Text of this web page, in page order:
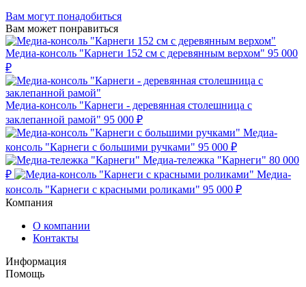
Вам могут понадобиться
Вам может понравиться
Медиа-консоль "Карнеги 152 см с деревянным верхом" 95 000
₽
Медиа-консоль "Карнеги - деревянная столешница с
заклепанной рамой" 95 000 ₽
Медиа-
консоль "Карнеги с большими ручками" 95 000 ₽
Медиа-тележка "Карнеги" 80 000
₽
Медиа-
консоль "Карнеги с красными роликами" 95 000 ₽
Компания
О компании
Контакты
Информация
Помощь